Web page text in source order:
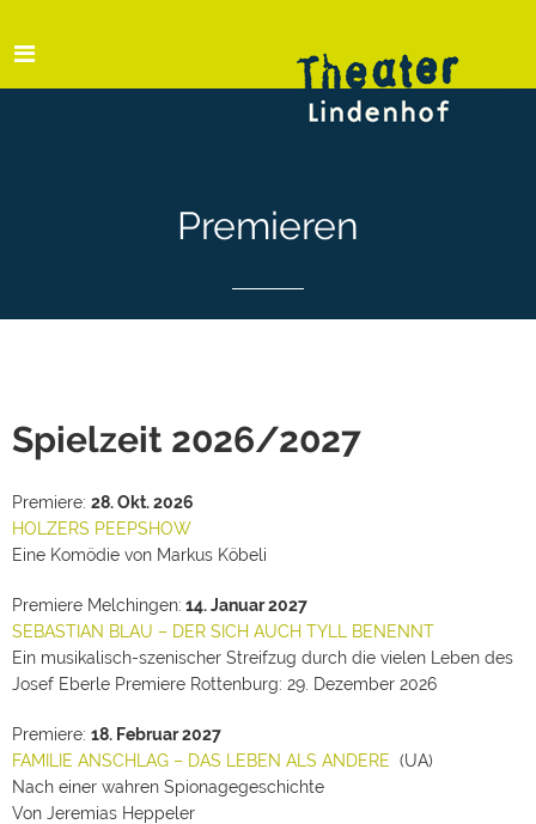
Premieren
Spielzeit 2026/2027
Premiere: 28. Okt. 2026
HOLZERS PEEPSHOW
Eine Komödie von Markus Köbeli
Premiere Melchingen: 14. Januar 2027
SEBASTIAN BLAU – DER SICH AUCH TYLL BENENNT
Ein musikalisch-szenischer Streifzug durch die vielen Leben des
Josef Eberle Premiere Rottenburg: 29. Dezember 2026
Premiere: 18. Februar 2027
FAMILIE ANSCHLAG – DAS LEBEN ALS ANDERE (UA)
Nach einer wahren Spionagegeschichte
Von Jeremias Heppeler